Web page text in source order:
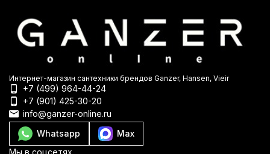
Интернет-магазин сантехники брендов Ganzer, Hansen, Vieir
+7 (499) 964-44-24
+7 (901) 425-30-20
info@ganzer-online.ru
Whatsapp
Max
Мы в соцсетях